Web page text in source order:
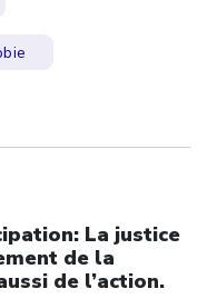
La justice
de la
de l’action.